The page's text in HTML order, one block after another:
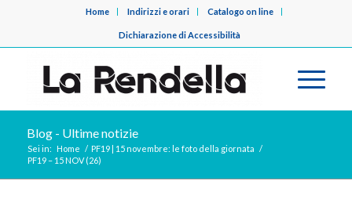
Home Indirizzi e orari Catalogo on line
Dichiarazione di Accessibilità
Blog - Ultime notizie
Sei in: Home / PF19 | 15 novembre: le foto della giornata /
PF19 – 15 NOV (26)